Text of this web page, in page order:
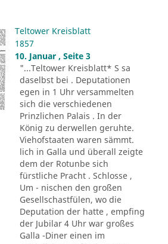
Teltower Kreisblatt
1857
10. Januar , Seite 3
"...Teltower Kreisblatt* S sa
daselbst bei . Deputationen
egen in 1 Uhr versammelten
sich die verschiedenen
Prinzlichen Palais . In der
König zu derwellen geruhte.
Viehofstaaten waren sämmt.
lich in Galla und überall zeigte
dem der Rotunbe sich
fürstliche Pracht . Schlosse ,
Um - nischen den großen
Gesellschastfülen, wo die
Deputation der hatte , empfing
der Jubilar 4 Uhr war großes
Galla -Diner einen im